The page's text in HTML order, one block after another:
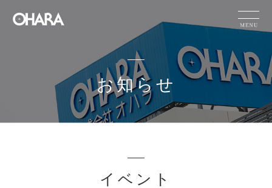
JP EN CN
製品情報
サステナビリテ
お知らせ
お知らせ
イベント